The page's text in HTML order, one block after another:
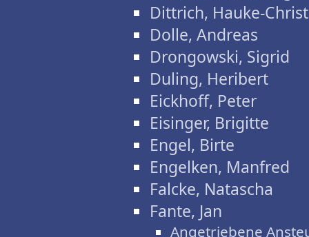
Dittrich, Hauke-
Dolle, Andreas
Drongowski, Sigrid
Duling, Heribert
Eickhoff, Peter
Eisinger, Brigitte
Engel, Birte
Engelken, Manfred
Falcke, Natascha
Fante, Jan
Angetriebene